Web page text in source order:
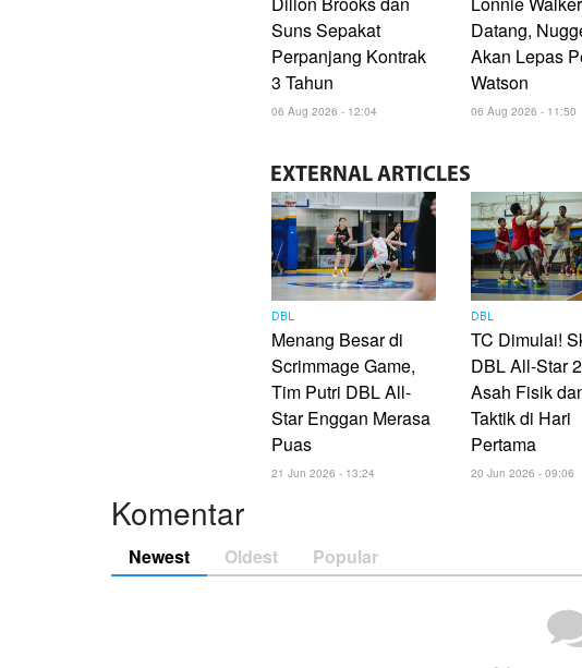
Suns Sepakat
Perpanjang Kontrak
3 Tahun
06 Aug 2026 - 12:04
Datang,
Akan Lepas
Watson
06 Aug 2026 - 11:50
EXTERNAL ARTICLES
DBL
Menang Besar di
Scrimmage Game,
Tim Putri DBL All-
Star Enggan Merasa
Puas
21 Jun 2026 - 13:24
DBL
TC Dimulai!
DBL All-Star
Asah Fisik
Taktik di Hari
Pertama
20 Jun 2026 - 09:06
Komentar
Newest Oldest Popular